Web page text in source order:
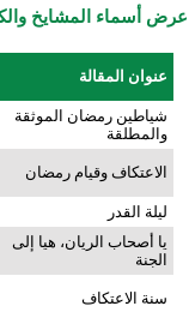
عرض أسماء المشايخ
عنوان المقالة
شياطين رمضان الموثقة
والمطلقة
الاعتكاف وقيام رمضان
ليلة القدر
يا أصحاب الريان، هيا إلى
الجنة
سنة الاعتكاف